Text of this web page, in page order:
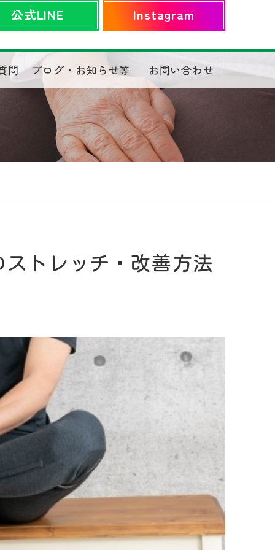
公式LINE Instagram
問 ブログ・お知らせ等 お問い合わせ
トレッチ・改善方法